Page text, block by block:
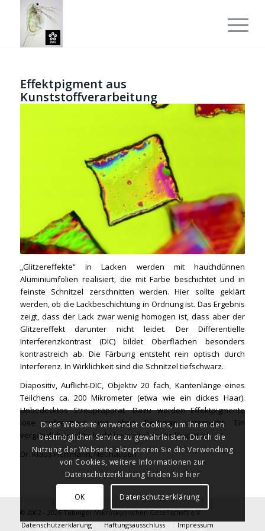
Effektpigment aus
Kunststoffverarbeitung
„Glitzereffekte“ in Lacken werden mit hauchdünnen
Aluminiumfolien realisiert, die mit Farbe beschichtet und in
feinste Schnitzel zerschnitten werden. Hier sollte geklärt
werden, ob die Lackbeschichtung in Ordnung ist. Das Ergebnis
zeigt, dass der Lack zwar wenig homogen ist, dass aber der
Glitzereffekt darunter nicht leidet. Der Differentielle
Interferenzkontrast (DIC) bildet Oberflächen besonders
kontrastreich ab. Die Färbung entsteht rein optisch durch
Interferenz. In Wirklichkeit sind die Schnitzel tiefschwarz.
Diapositiv, Auflicht-DIC, Objektiv 20 fach, Kantenlänge eines
Teilchens ca. 200 Mikrometer (etwa wie ein dickes Haar).
Unbedecktes Streupräparat. Dazu werden Effektpigmente
lose aufgestreut und ohne Deckglas untersucht. Ein
vergängliches, aber leicht herzustellendes Präparat!
Dr. Klaus Herrmann, Neuhausen
© 2002 - 2026 Tübinger Mikroskopischen Gesellschaft e.V.
Datenschutzerklärung
Haftungsausschluss Impressum
Diese Webseite verwendet Cookies, um Ihnen den
bestmöglichen Service zu gewährleisten. Durch die
Nutzung der Webseite akzeptieren Sie die Verwendung
von Cookies, weitere Informationen zur
Datenschutzerklärung finden Sie hier
OK Datenschutzerklärung